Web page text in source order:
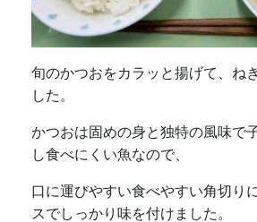
旬のかつおをカラッと揚げて、ね
した。
かつおは固めの身と独特の風味で
し食べにくい魚なので、
口に運びやすい食べやすい角切り
スでしっかり味を付けました。